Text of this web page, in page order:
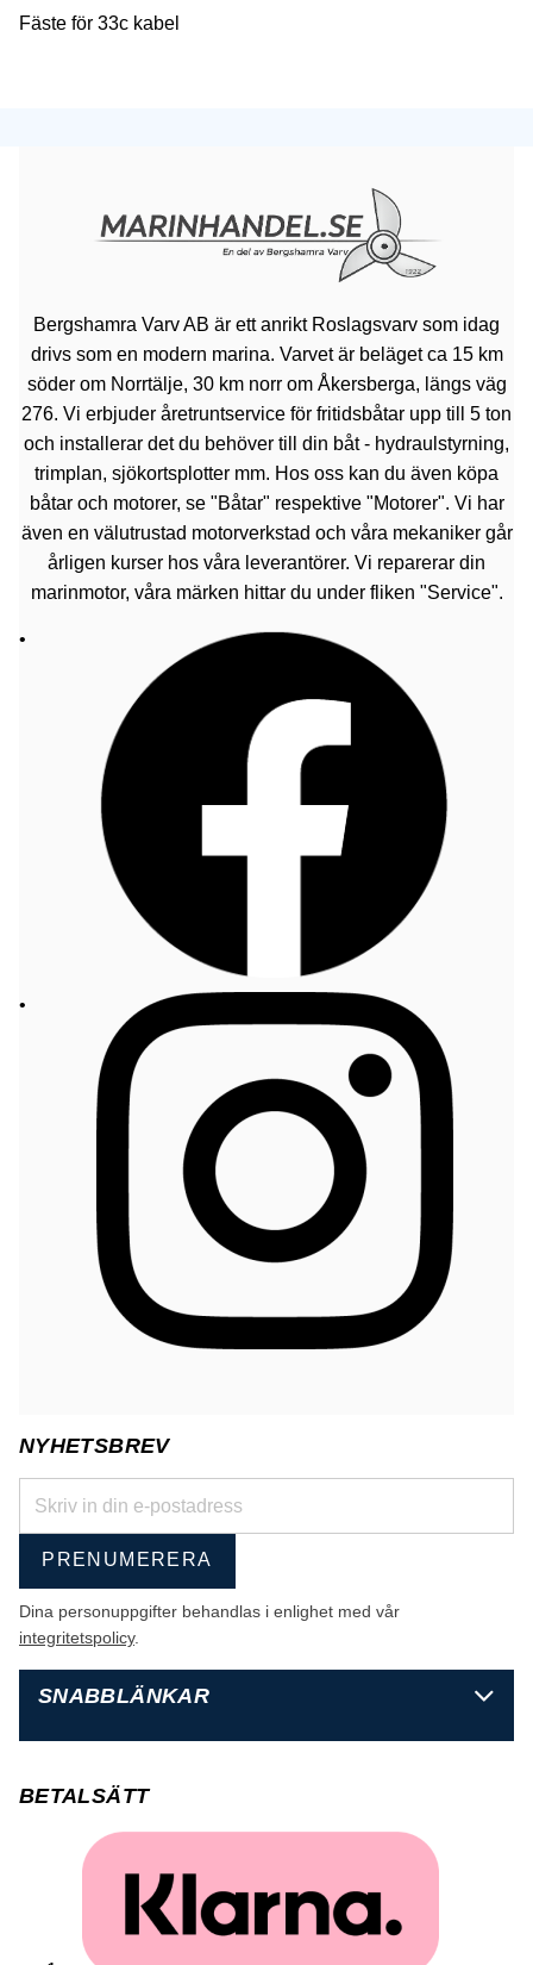
Fäste för 33c kabel
Bergshamra Varv AB är ett anrikt Roslagsvarv som idag
drivs som en modern marina. Varvet är beläget ca 15 km
söder om Norrtälje, 30 km norr om Åkersberga, längs väg
276. Vi erbjuder åretruntservice för fritidsbåtar upp till 5 ton
och installerar det du behöver till din båt - hydraulstyrning,
trimplan, sjökortsplotter mm. Hos oss kan du även köpa
båtar och motorer, se "Båtar" respektive "Motorer". Vi har
även en välutrustad motorverkstad och våra mekaniker går
årligen kurser hos våra leverantörer. Vi reparerar din
marinmotor, våra märken hittar du under fliken "Service".
NYHETSBREV
PRENUMERERA
Dina personuppgifter behandlas i enlighet med vår
integritetspolicy.
SNABBLÄNKAR
BETALSÄTT